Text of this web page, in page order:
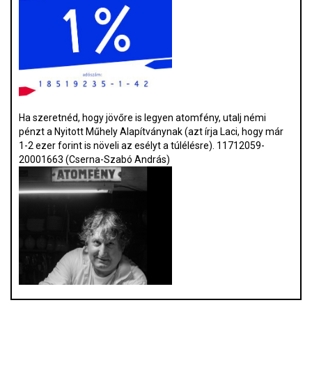
Ha szeretnéd, hogy jövőre is legyen atomfény, utalj némi
pénzt a Nyitott Műhely Alapítványnak (azt írja Laci, hogy már
1-2 ezer forint is növeli az esélyt a túlélésre). 11712059-
20001663 (Cserna-Szabó András)